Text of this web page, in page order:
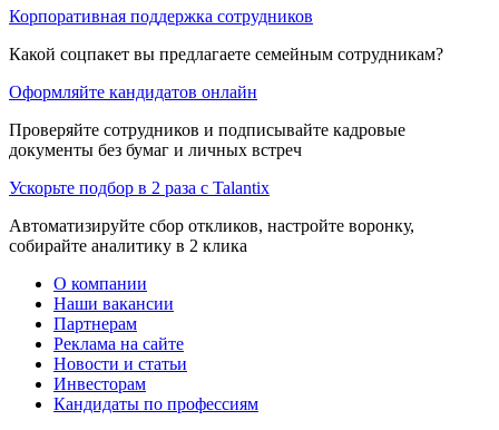
Корпоративная поддержка сотрудников
Какой соцпакет вы предлагаете семейным сотрудникам?
Оформляйте кандидатов онлайн
Проверяйте сотрудников и подписывайте кадровые
документы без бумаг и личных встреч
Ускорьте подбор в 2 раза с Talantix
Автоматизируйте сбор откликов, настройте воронку,
собирайте аналитику в 2 клика
О компании
Наши вакансии
Партнерам
Реклама на сайте
Новости и статьи
Инвесторам
Кандидаты по профессиям